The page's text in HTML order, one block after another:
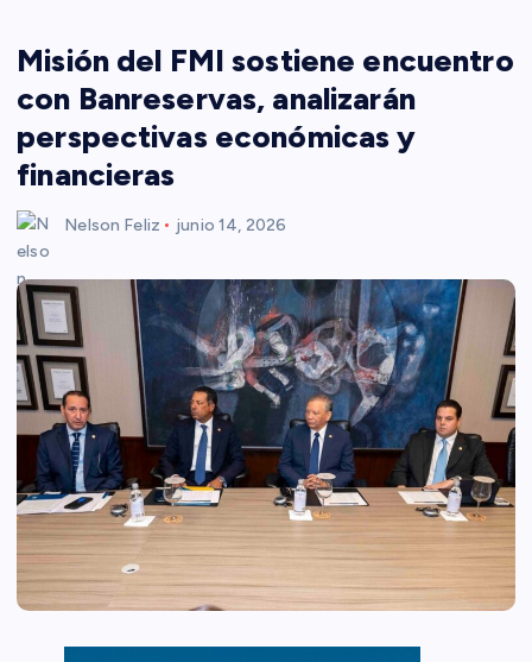
Misión del FMI sostiene encuentro
con Banreservas, analizarán
perspectivas económicas y
financieras
Nelson Feliz junio 14, 2026